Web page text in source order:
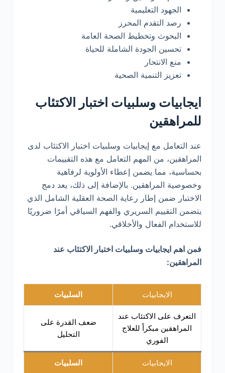
الجهود التعليمية
رصد التقدم المحرز
البحوث وتخطيط الصحة العامة
تحسين الجودة الشاملة للحياة
منع الانتحار
تعزيز التنمية الصحية
ايجابيات وسلبيات اختبار الاكتئاب
للمراهقين
عند التعامل مع إيجابيات وسلبيات اختبار الاكتئاب لدى
المراهقين، من المهم التعامل مع هذه التقييمات
بحساسية، مما يضمن إعطاء الأولوية لرفاهية
وخصوصية المراهقين. بالإضافة إلى ذلك، يعد دمج
الاختبار ضمن إطار رعاية الصحة العقلية الشامل الذي
يتضمن التقييم السريري والفهم السياقي أمرًا ضروريًا
للاستخدام الفعال والأخلاقي.
فمن اهم ايجابيات وسلبيات اختبار الاكتئاب عند
المراهقين:
الايجابيات السلبيات
التعرف على الاكتئاب عند
المراهقين مبكراً للعلاج
الفوري
ضعف القدرة على
التحليل
الايجابيات السلبيات